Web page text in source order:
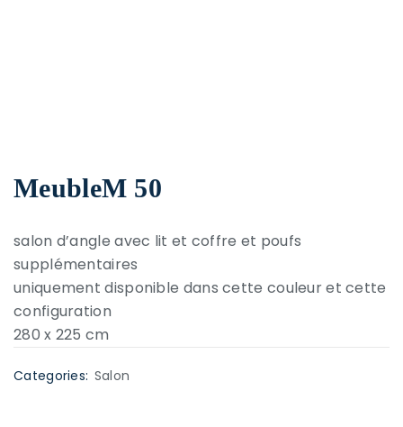
MeubleM 50
salon d’angle avec lit et coffre et poufs
supplémentaires
uniquement disponible dans cette couleur et cette
configuration
280 x 225 cm
Categories: Salon